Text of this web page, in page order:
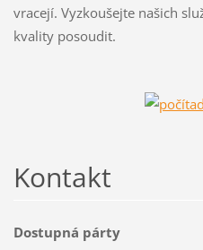
vracejí. Vyzkoušejte našich
kvality posoudit.
Kontakt
Dostupná párty